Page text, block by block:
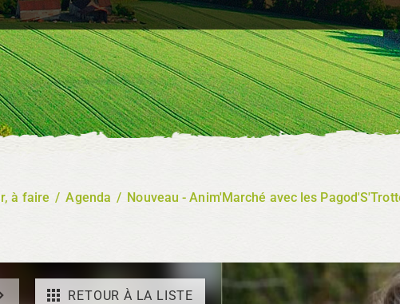
à faire / Agenda / Nouveau - Anim'Marché avec les
RETOUR À LA LISTE